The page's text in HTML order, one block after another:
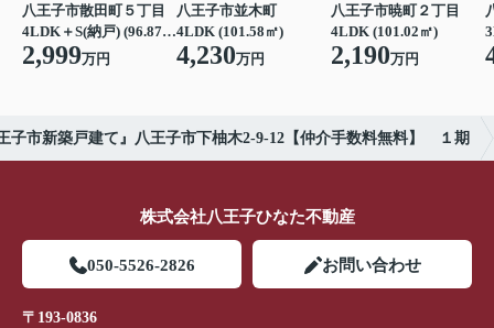
八王子市散田町５丁目
4LDK＋S(納戸) (96.87㎡)
2,999万円
八王子市並木町
4LDK (101.58㎡)
4,230万円
八王子市暁町２丁目
4LDK (101.02㎡)
2,190万円
子市新築戸建て』八王子市下柚木2-9-12【仲介手数料無料】 １期
株式会社八王子ひなた不動産
050-5526-2826 お問い合わせ
〒193-0836